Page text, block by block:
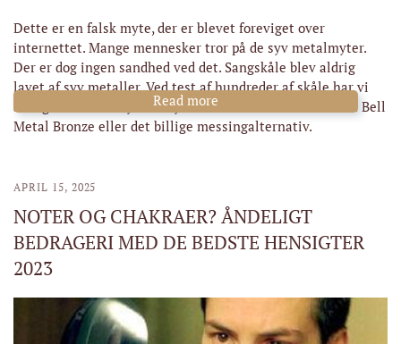
Dette er en falsk myte, der er blevet foreviget over
internettet. Mange mennesker tror på de syv metalmyter.
Der er dog ingen sandhed ved det. Sangskåle blev aldrig
lavet af syv metaller. Ved test af hundreder af skåle har vi
aldrig fundet de mytiske syv metaller. Vi har kun fundet Bell
Metal Bronze eller det billige messingalternativ.
Read more
APRIL 15, 2025
NOTER OG CHAKRAER? ÅNDELIGT
BEDRAGERI MED DE BEDSTE HENSIGTER
2023